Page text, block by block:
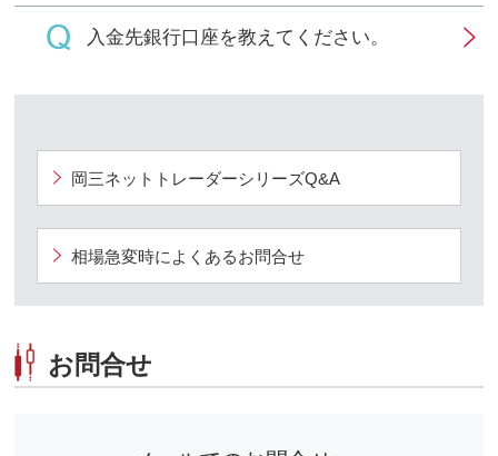
入金先銀行口座を教えてください。
岡三ネットトレーダーシリーズQ&A
相場急変時によくあるお問合せ
お問合せ